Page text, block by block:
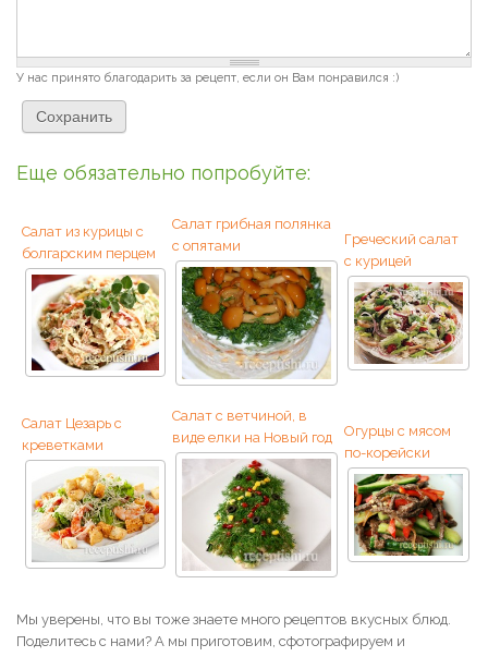
У нас принято благодарить за рецепт, если он Вам понравился :)
Еще обязательно попробуйте:
Салат из курицы с
болгарским перцем
Салат грибная полянка
с опятами
Греческий салат
с курицей
Салат Цезарь с
креветками
Салат с ветчиной, в
виде елки на Новый год
Огурцы с мясом
по-корейски
Мы уверены, что вы тоже знаете много рецептов вкусных блюд.
Поделитесь с нами? А мы приготовим, сфотографируем и